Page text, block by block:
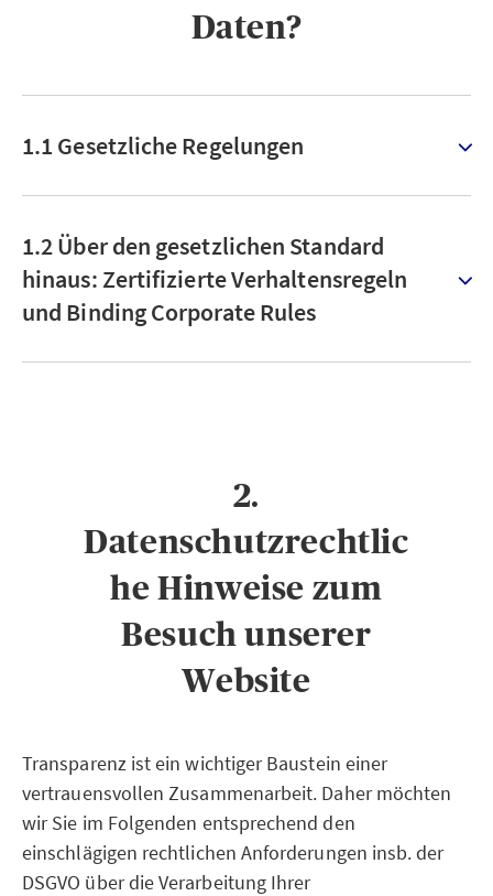
Daten?
1.1 Gesetzliche Regelungen
1.2 Über den gesetzlichen Standard
hinaus: Zertifizierte Verhaltensregeln
und Binding Corporate Rules
2.
Datenschutzrechtlic
he Hinweise zum
Besuch unserer
Website
Transparenz ist ein wichtiger Baustein einer
vertrauensvollen Zusammenarbeit. Daher möchten
wir Sie im Folgenden entsprechend den
einschlägigen rechtlichen Anforderungen insb. der
DSGVO über die Verarbeitung Ihrer